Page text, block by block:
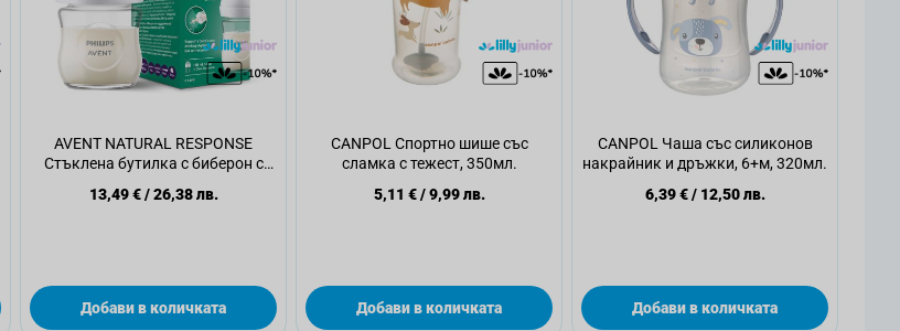
AVENT NATURAL RESPONSE
Стъклена бутилка с биберон с
13,49 €/26,38 лв.
Добави в количката
CANPOL Спортно шише със
сламка с тежест, 350мл.
5,11 €/9,99 лв.
Добави в количката
CANPOL Чаша със силиконов
накрайник и дръжки, 6+м, 320мл.
6,39 €/ 12,50 лв.
Добави в количката